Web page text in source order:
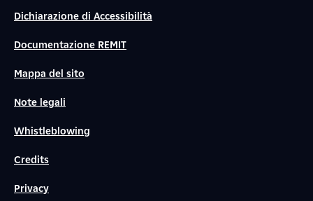
Dichiarazione di Accessibilità
Documentazione REMIT
Mappa del sito
Note legali
Whistleblowing
Credits
Privacy